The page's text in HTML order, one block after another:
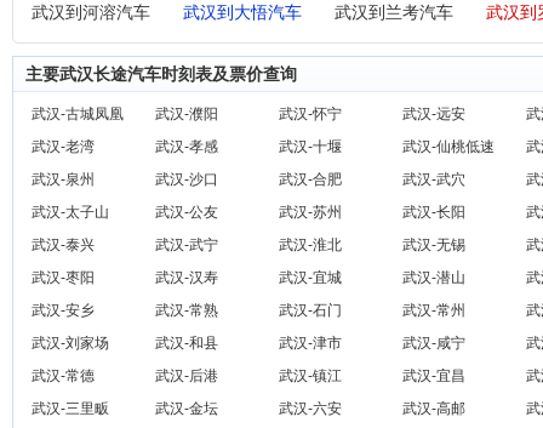
武汉到河溶汽车
武汉到大悟汽车 武汉到兰考汽车 武汉到
主要武汉长途汽车时刻表及票价查询
武汉-古城凤凰 武汉-濮阳 武汉-怀宁 武汉-远安
武汉-老湾
武汉-孝感 武汉-十堰 武汉-仙桃低速
武汉-泉州
武汉-沙口 武汉-合肥 武汉-武穴
武汉-太子山
武汉-公友 武汉-苏州 武汉-长阳
武汉-泰兴
武汉-武宁 武汉-淮北 武汉-无锡
武汉-枣阳
武汉-汉寿 武汉-宜城 武汉-潜山
武汉-安乡
武汉-常熟 武汉-石门 武汉-常州
武汉-刘家场
武汉-和县 武汉-津市 武汉-咸宁
武汉-常德
武汉-后港 武汉-镇江 武汉-宜昌
武汉-三里畈
武汉-金坛 武汉-六安 武汉-高邮